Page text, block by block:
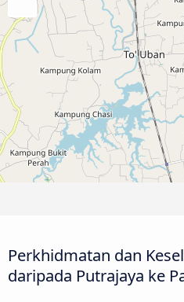
Perkhidmatan dan
daripada Putrajaya ke